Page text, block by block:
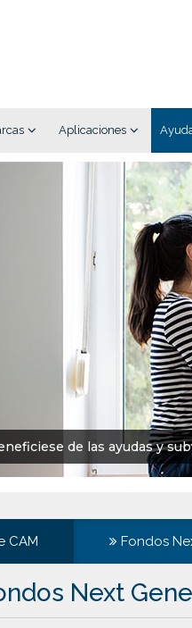
Aplicaciones
de las ayudas y
CAM Fondos
Next